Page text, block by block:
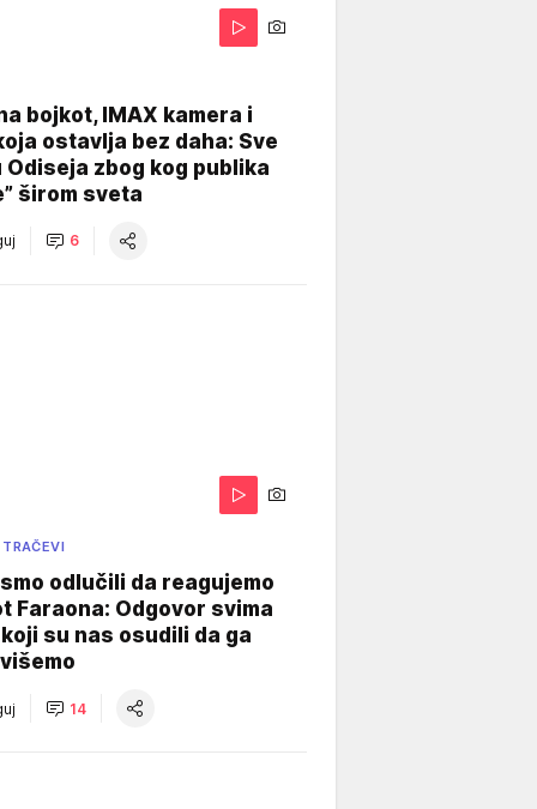
bojkot, IMAX kamera i
ostavlja bez daha: Sve
Odiseja zbog kog publika
širom sveta
6
odlučili da reagujemo
Faraona: Odgovor svima
su nas osudili da ga
14